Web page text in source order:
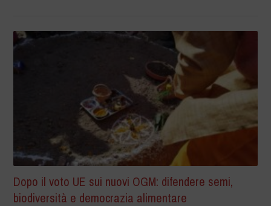
Dopo il voto UE sui nuovi OGM: difendere semi,
biodiversità e democrazia alimentare